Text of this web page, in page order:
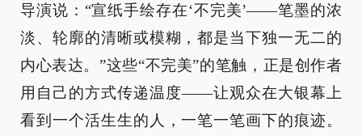
导演说：“宣纸手绘存在‘不完美’——笔墨的浓
淡、轮廓的清晰或模糊，都是当下独一无二的
内心表达。”这些“不完美”的笔触，正是创作者
用自己的方式传递温度——让观众在大银幕上
看到一个活生生的人，一笔一笔画下的痕迹。